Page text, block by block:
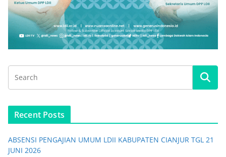
Recent Posts
ABSENSI PENGAJIAN UMUM LDII KABUPATEN CIANJUR TGL 21
JUNI 2026